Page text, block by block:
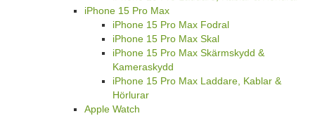
iPhone 15 Pro Max
iPhone 15 Pro Max Fodral
iPhone 15 Pro Max Skal
iPhone 15 Pro Max Skärmskydd &
Kameraskydd
iPhone 15 Pro Max Laddare, Kablar &
Hörlurar
Apple Watch